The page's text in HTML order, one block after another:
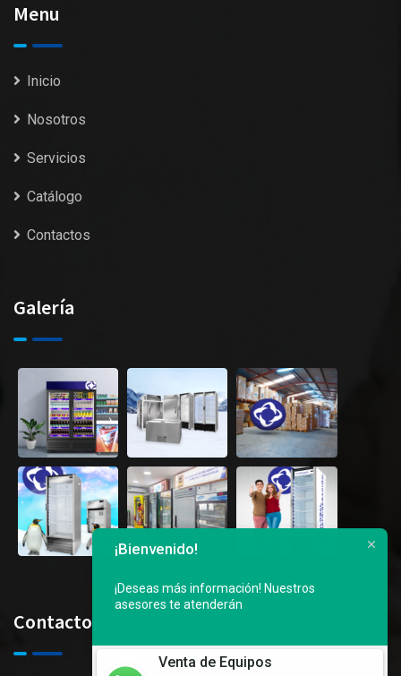
Menu
Inicio
Nosotros
Servicios
Catálogo
Contactos
Galería
Contactos
¡Bienvenido!
¡Deseas más información! Nuestros
asesores te atenderán
Venta de Equipos